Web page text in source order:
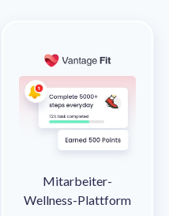
Mitarbeiter-
Wellness-Plattform